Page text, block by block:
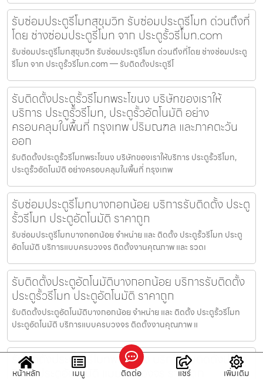
รับซ่อมประตูรีโมทสุขุมวิท รับซ่อมประตูรีโมท ด่วนถึงที่
โดย ช่างซ่อมประตูรีโมท จาก ประตูรั้วรีโมท.com
รับซ่อมประตูรีโมทสุขุมวิท รับซ่อมประตูรีโมท ด่วนถึงที่โดย ช่างซ่อมประตู
รีโมท จาก ประตูรั้วรีโมท.com — รับติดตั้งประตูรีโ
รับติดตั้งประตูรั้วรีโมทพระโขนง บริษัทของเราให้
บริการ ประตูรั้วรีโมท, ประตูรั้วอัตโนมัติ อย่าง
ครอบคลุมในพื้นที่ กรุงเทพ ปริมณฑล และภาคตะวัน
ออก
รับติดตั้งประตูรั้วรีโมทพระโขนง บริษัทของเราให้บริการ ประตูรั้วรีโมท,
ประตูรั้วอัตโนมัติ อย่างครอบคลุมในพื้นที่ กรุงเทพ
รับซ่อมประตูรีโมทบางกอกน้อย บริการรับติดตั้ง ประตู
รั้วรีโมท ประตูอัตโนมัติ ราคาถูก
รับซ่อมประตูรีโมทบางกอกน้อย จำหน่าย และ ติดตั้ง ประตูรั้วรีโมท ประตู
อัตโนมัติ บริการแบบครบวงจร ติดตั้งงานคุณภาพ และ รวดเ
รับติดตั้งประตูอัตโนมัติบางกอกน้อย บริการรับติดตั้ง
ประตูรั้วรีโมท ประตูอัตโนมัติ ราคาถูก
รับติดตั้งประตูอัตโนมัติบางกอกน้อย จำหน่าย และ ติดตั้ง ประตูรั้วรีโมท
ประตูอัตโนมัติ บริการแบบครบวงจร ติดตั้งงานคุณภาพ แ
รับติดตั้งประตูรั้วรีโมทพระโขนง บริการรับติดตั้งประตู
รีโมท ประตูอัตโนมัติ แบบครบวงจร ราคาถูก
หน้าหลัก เมนู ติดต่อ แชร์ เพิ่มเติม